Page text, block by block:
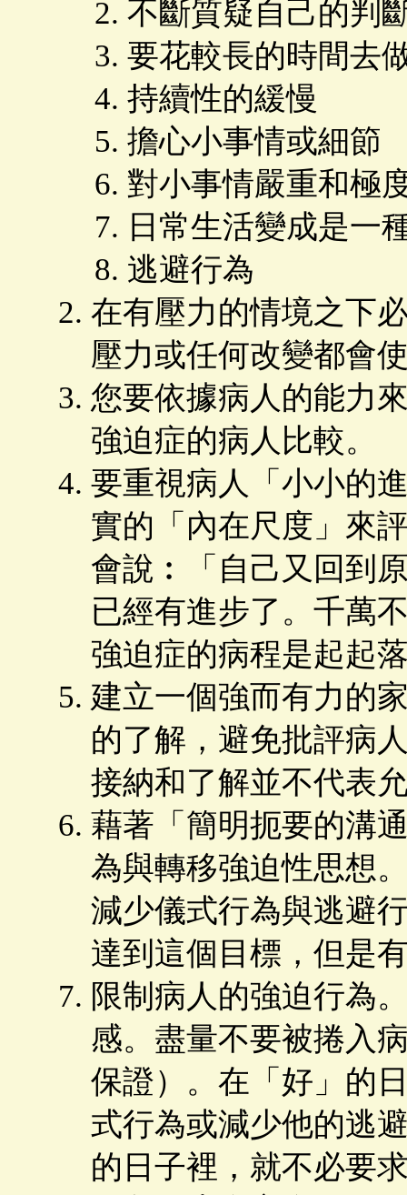
不斷質疑自己的判
要花較長的時間去
持續性的緩慢
擔心小事情或細節
對小事情嚴重和極
日常生活變成是一
逃避行為
在有壓力的情境之下
壓力或任何改變都會
您要依據病人的能力
強迫症的病人比較。
要重視病人「小小的
實的「內在尺度」來
會說︰「自己又回到
已經有進步了。千萬
強迫症的病程是起起
建立一個強而有力的
的了解，避免批評病
接納和了解並不代表
藉著「簡明扼要的溝
為與轉移強迫性思想
減少儀式行為與逃避
達到這個目標，但是
限制病人的強迫行為
感。盡量不要被捲入
保證）。在「好」的
式行為或減少他的逃
的日子裡，就不必要